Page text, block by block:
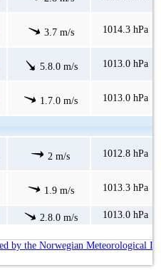
3.7 m/s 1014.3 hPa
5.8.0 m/s 1013.0 hPa
1.7.0 m/s 1013.0 hPa
2 m/s 1012.8 hPa
1.9 m/s 1013.3 hPa
2.8.0 m/s 1013.0 hPa
by the Norwegian Meteorological